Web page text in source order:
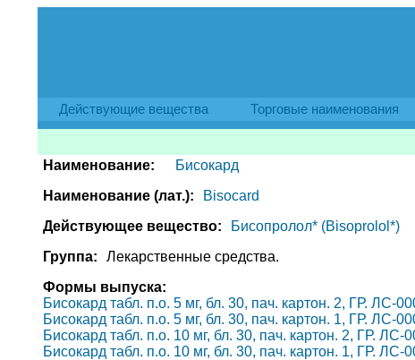
Действующие вещества Торговые наименования
Наименование:
Бисокард
Наименование (лат.):
Bisocard
Действующее вещество:
Бисопролол* (Bisoprolol*)
Группа:
Лекарственные средства.
Формы выпуска:
Бисокард табл. п.о. 5 мг, бл. 30, пач. картон. 2, ГР.
Бисокард табл. п.о. 5 мг, бл. 30, пач. картон. 1, ГР.
Бисокард табл. п.о. 10 мг, бл. 30, пач. картон. 2, ГР.
Бисокард табл. п.о. 10 мг, бл. 30, пач. картон. 1, ГР.